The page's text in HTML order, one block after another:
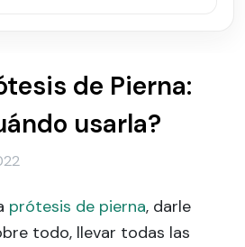
de Pierna:
usarla?
prótesis de pierna, darle
todo, llevar todas las